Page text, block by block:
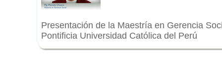
Presentación de la Maestría en Gerencia
Pontificia Universidad Católica del Perú